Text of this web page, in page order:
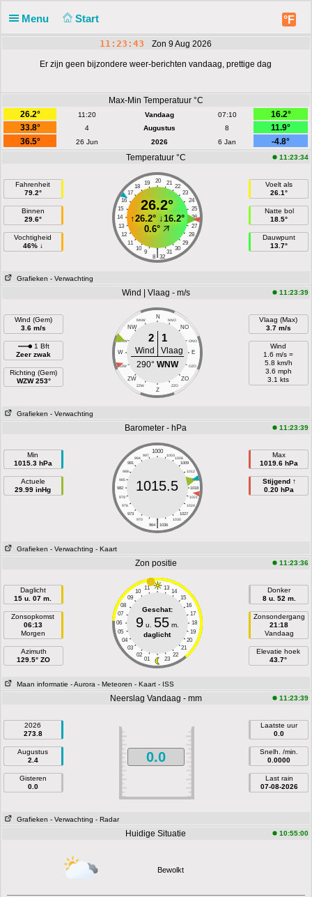
Menu Start °F
11:23:43 Zon 9 Aug 2026
Er zijn geen bijzondere weer-berichten vandaag, prettige dag
Max-Min Temperatuur °C
26.2°
11:20 Vandaag 07:10
16.2°
33.8°
4 Augustus 8
11.9°
36.5°
26 Jun 2026 6 Jan
-4.8°
Temperatuur °C
11:23:34
Fahrenheit
79.2°
Binnen
29.6°
Vochtigheid
46% ↓
20
19 21
18
22
17
23
16
24
15
25
14
26
13
27
12
28
11
29
10
30
9 31
|
8 32
26.2°
↑26.2°↓16.2°
0.6°
Voelt als
26.1°
Natte bol
18.5°
Dauwpunt
13.7°
Grafieken - Verwachting
Wind | Vlaag - m/s 11:23:39
Wind (Gem)
3.6 m/s
1 Bft
Zeer zwak
Richting (Gem)
WZW 253°
N
NNW NNO
NW NO
WNW ONO
W E
WZW OZO
ZW ZO
ZZW ZZO
Z
2 1
Wind
Vlaag
290° WNW
Vlaag (Max)
3.7 m/s
Wind
1.6 m/s =
5.8 km/h
3.6 mph
3.1 kts
Grafieken - Verwachting
Barometer - hPa 11:23:39
Min
1015.3 hPa
Actuele
29.99 inHg
1000
997 1003
994
1006
991
1009
988
1012
985
1015
982
1018
979
1021
976
1024
973
1027
970
1030
|
964 1036
1015.5
Max
1019.6 hPa
Stijgend ↑
0.20 hPa
Grafieken - Verwachting - Kaart
Zon positie 11:23:36
Daglicht
15 u. 07 m.
Zonsopkomst
06:13
Morgen
Azimuth
129.5° ZO
11 13
10
14
09
15
08
16
07
17
06
18
05
19
04
20
03
21
02
22
01 23
Geschat:
9u. 55m.
daglicht
Donker
8 u. 52 m.
Zonsondergang
21:18
Vandaag
Elevatie hoek
43.7°
Maan informatie - Aurora - Meteoren - Kaart - ISS
Neerslag Vandaag - mm 11:23:39
2026
273.8
Augustus
2.4
Gisteren
0.0
0.0
Laatste uur
0.0
Snelh. /min.
0.0000
Last rain
07-08-2026
Grafieken - Verwachting - Radar
Huidige Situatie 10:55:00
Bewolkt